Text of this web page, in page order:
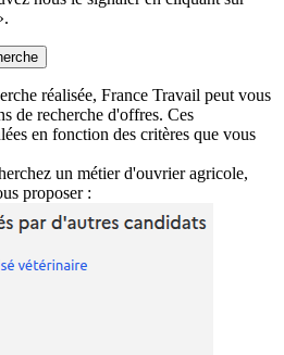
réalisée, France Travail peut vous
de recherche d'offres. Ces
en fonction des critères que vous
un métier d'ouvrier agricole,
proposer :